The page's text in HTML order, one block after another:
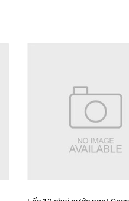
đã hết hạn, có dấu hiệu
hưởng không tốt đến
sản xuất
#mitomchuacay
#migoivifon
#migaphomaivifon
#blackpink